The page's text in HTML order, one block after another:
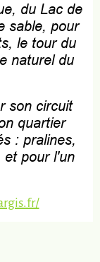
du Lac de
sable, pour
le tour du
naturel du
son circuit
quartier
: pralines,
et pour l'un